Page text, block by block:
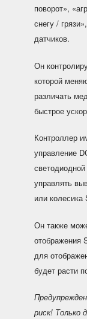
поворот»,
снегу /
датчиков.
Он
которой
различать
быстрое
Контроллер
управление
управлять
или колесика
Он также
отображения
для
будет расти
риск! Только